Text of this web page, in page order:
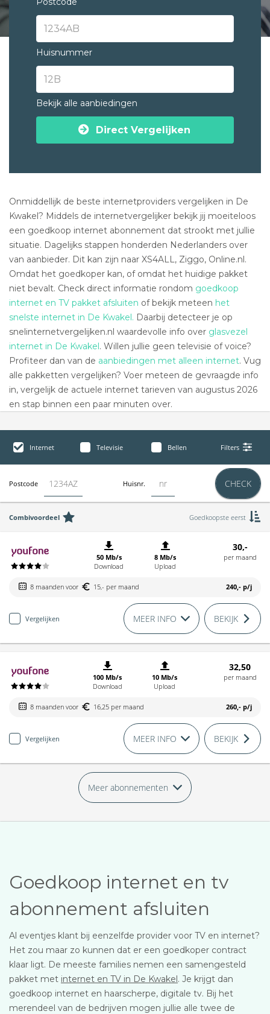
Huisnummer
Bekijk alle aanbiedingen
Direct Vergelijken
Onmiddellijk de beste internetproviders vergelijken in De
Kwakel? Middels de internetvergelijker bekijk jij moeiteloos
een goedkoop internet abonnement dat strookt met jullie
situatie. Dagelijks stappen honderden Nederlanders over
van aanbieder. Dit kan zijn naar XS4ALL, Ziggo, Online.nl.
Omdat het goedkoper kan, of omdat het huidige pakket
niet bevalt. Check direct informatie rondom goedkoop
internet en TV pakket afsluiten of bekijk meteen het
snelste internet in De Kwakel. Daarbij detecteer je op
snelinternetvergelijken.nl waardevolle info over glasvezel
internet in De Kwakel. Willen jullie geen televisie of voice?
Profiteer dan van de aanbiedingen met alleen internet. Vug
alle pakketten vergelijken? Voer meteen de gevraagde info
in, vergelijk de actuele internet tarieven van augustus 2026
en stap binnen een paar minuten over.
Internet Televisie Bellen Filters
Postcode Huisnr. CHECK
Combivoordeel Goedkoopste eerst
50 Mb/s
Download
8 Mb/s
Upload
30,-
per maand
8 maanden voor 15,- per maand 240,- p/j
Vergelijken MEER INFO BEKIJK
100 Mb/s
Download
10 Mb/s
Upload
32,50
per maand
8 maanden voor 16,25 per maand 260,- p/j
Vergelijken MEER INFO BEKIJK
Meer abonnementen
Goedkoop internet en tv
abonnement afsluiten
Al eventjes klant bij eenzelfde provider voor TV en internet?
Het zou maar zo kunnen dat er een goedkoper contract
klaar ligt. De meeste families nemen een samengesteld
pakket met internet en TV in De Kwakel. Je krijgt dan
goedkoop internet en haarscherpe, digitale tv. Bij het
merendeel van de bedrijven mogen jullie alle twee de